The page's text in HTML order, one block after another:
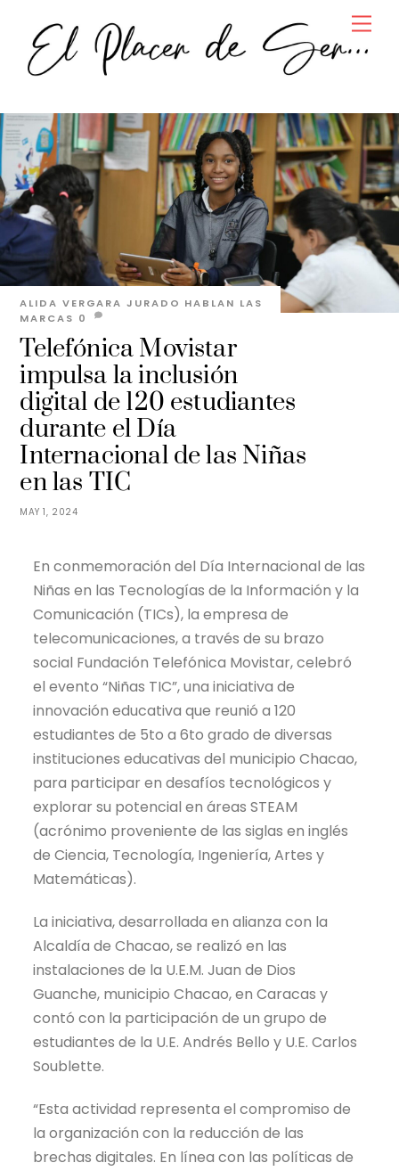
content
MAY 1, 2024
Telefónica Movistar
impulsa la inclusión
digital de 120 estudiantes
durante el Día
Internacional de las Niñas
en las TIC
ALIDA VERGARA JURADO HABLAN LAS
MARCAS 0
En conmemoración del Día Internacional de las
Niñas en las Tecnologías de la Información y la
Comunicación (TICs), la empresa de
telecomunicaciones, a través de su brazo
social Fundación Telefónica Movistar, celebró
el evento “Niñas TIC”, una iniciativa de
innovación educativa que reunió a 120
estudiantes de 5to a 6to grado de diversas
instituciones educativas del municipio Chacao,
para participar en desafíos tecnológicos y
explorar su potencial en áreas STEAM
(acrónimo proveniente de las siglas en inglés
de Ciencia, Tecnología, Ingeniería, Artes y
Matemáticas).
La iniciativa, desarrollada en alianza con la
Alcaldía de Chacao, se realizó en las
instalaciones de la U.E.M. Juan de Dios
Guanche, municipio Chacao, en Caracas y
contó con la participación de un grupo de
estudiantes de la U.E. Andrés Bello y U.E. Carlos
Soublette.
“Esta actividad representa el compromiso de
la organización con la reducción de las
brechas digitales. En línea con las políticas de